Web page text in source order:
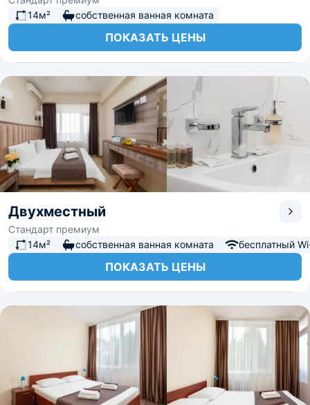
14м²
собственная ванная комната
ПОКАЗАТЬ ЦЕНЫ
Двухместный
Стандарт премиум
14м²
собственная ванная комната бесплатный
ПОКАЗАТЬ ЦЕНЫ